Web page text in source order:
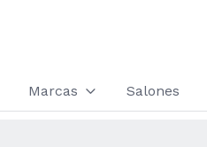
Marcas Salones